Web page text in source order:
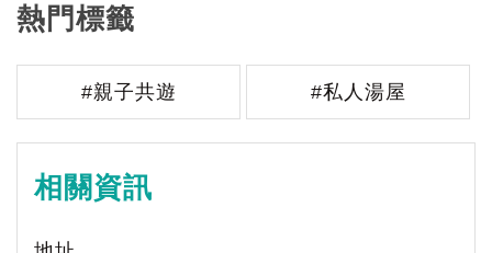
熱門標籤
#親子共遊 #私人湯屋
相關資訊